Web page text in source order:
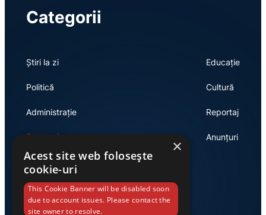
Categorii
Știri la zi
Politică
Administrație
Economie
Educație
Cultură
Reportaj
Anunțuri
Link-uri utile
×
Acest site web folosește
cookie-uri
This Cookie Banner will be disabled soon
due to account issues. Please contact the
site owner to resolve.